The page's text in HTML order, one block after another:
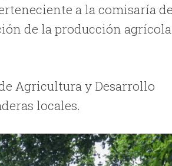
a la comisaría
de la producción agrícola
Agricultura y Desarrollo
locales.